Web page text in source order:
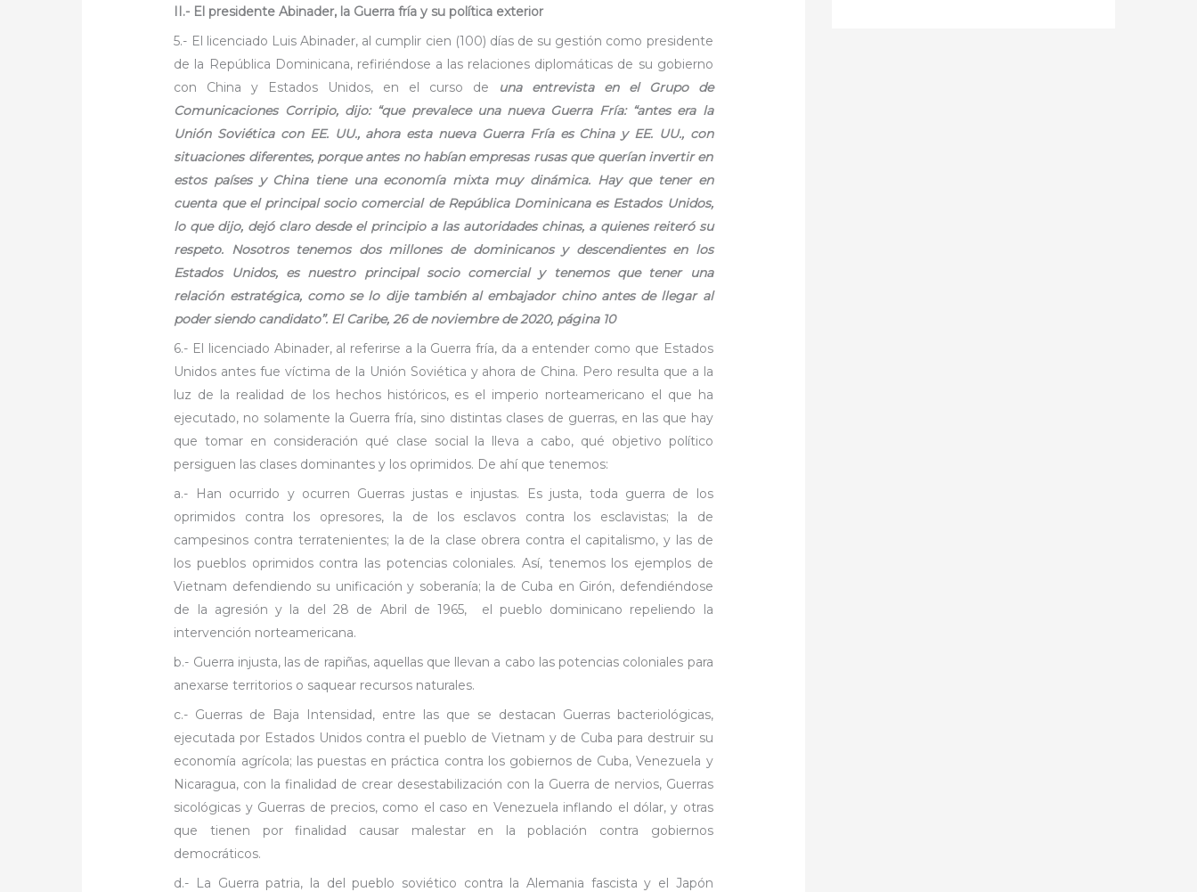
II.- El presidente Abinader, la Guerra fría y su política exterior
5.- El licenciado Luis Abinader, al cumplir cien (100) días de su gestión como presidente
de la República Dominicana, refiriéndose a las relaciones diplomáticas de su gobierno
con China y Estados Unidos, en el curso de
una entrevista en el Grupo de
Comunicaciones Corripio, dijo: “que prevalece una nueva Guerra Fría: “antes era la
Unión Soviética con EE. UU., ahora esta nuevaGuerra Fría es China y EE. UU., con
situaciones diferentes, porque antes no habían empresas rusas que querían invertir en
estos países y China tiene una economía mixta muy dinámica. Hay que tener en
cuenta que el principal socio comercial de República Dominicana es Estados Unidos,
lo que dijo, dejó claro desde el principio a las autoridades chinas, a quienes reiteró su
respeto. Nosotros tenemos dos millones de dominicanos y descendientes en los
Estados Unidos, es nuestro principal socio comercial y tenemos que tener una
relación estratégica, como se lo dije también al embajador chino antes de llegar al
poder siendo candidato”. El Caribe, 26 de noviembre de 2020, página 10
6.- El licenciado Abinader, al referirse a la Guerra fría, da a entender como que Estados
Unidos antes fue víctima de la Unión Soviética y ahora de China. Pero resulta que a la
luz de la realidad de los hechos históricos, es el imperio norteamericano el que ha
ejecutado, no solamente la Guerra fría, sino distintas clases de guerras, en las que hay
que tomar en consideración qué clase social la lleva a cabo, qué objetivo político
persiguen las clases dominantes y los oprimidos. De ahí que tenemos:
a.- Han ocurrido y ocurren Guerras justas e injustas. Es justa, toda guerra de los
oprimidos contra los opresores, la de los esclavos contra los esclavistas; la de
campesinos contra terratenientes; la de la clase obrera contra el capitalismo, y las de
los pueblos oprimidos contra las potencias coloniales. Así, tenemos los ejemplos de
Vietnam defendiendo su unificación y soberanía; la de Cuba en Girón, defendiéndose
de la agresión y la del 28 de Abril de 1965, el pueblo dominicano repeliendo la
intervención norteamericana.
b.- Guerra injusta, las de rapiñas, aquellas que llevan a cabo las potencias coloniales para
anexarse territorios o saquear recursos naturales.
c.- Guerras de Baja Intensidad, entre las que se destacan Guerras bacteriológicas,
ejecutada por Estados Unidos contra el pueblo de Vietnam y de Cuba para destruir su
economía agrícola; las puestas en práctica contra los gobiernos de Cuba, Venezuela y
Nicaragua, con la finalidad de crear desestabilización con la Guerra de nervios, Guerras
sicológicas y Guerras de precios, como el caso en Venezuela inflando el dólar, y otras
que tienen por finalidad causar malestar en la población contra gobiernos
democráticos.
d.- La Guerra patria, la del pueblo soviético contra la Alemania fascista y el Japón